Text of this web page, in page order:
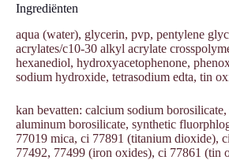
Ingrediënten
aqua (water), glycerin, pvp, pentylene
acrylates/c10-30 alkyl acrylate
hexanediol, hydroxyacetophenone,
sodium hydroxide, tetrasodium edta, tin
kan bevatten: calcium sodium
aluminum borosilicate, synthetic
77019 mica, ci 77891 (titanium dioxide),
77492, 77499 (iron oxides), ci 77861 (tin